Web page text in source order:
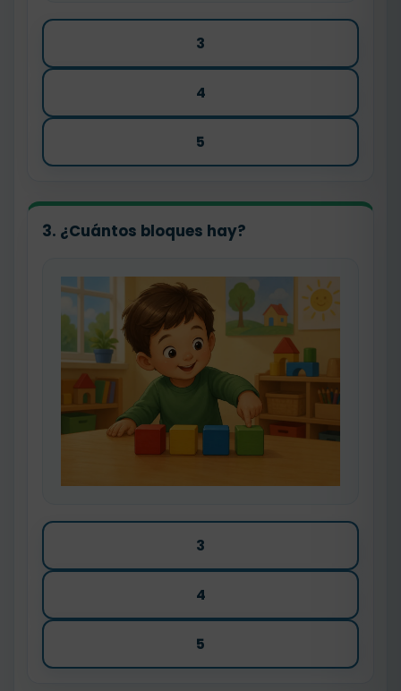
3
4
5
3. ¿Cuántos bloques hay?
3
4
5